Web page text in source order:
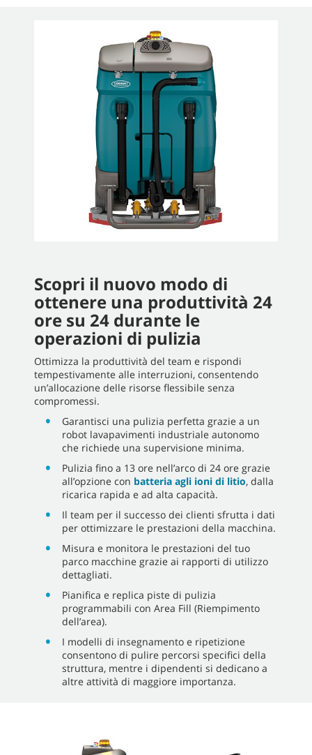
Scopri il nuovo modo di
ottenere una produttività 24
ore su 24 durante le
operazioni di pulizia
Ottimizza la produttività del team e rispondi
tempestivamente alle interruzioni, consentendo
un’allocazione delle risorse flessibile senza
compromessi.
Garantisci una pulizia perfetta grazie a un
robot lavapavimenti industriale autonomo
che richiede una supervisione minima.
Pulizia fino a 13 ore nell’arco di 24 ore grazie
all’opzione con batteria agli ioni di litio, dalla
ricarica rapida e ad alta capacità.
Il team per il successo dei clienti sfrutta i dati
per ottimizzare le prestazioni della macchina.
Misura e monitora le prestazioni del tuo
parco macchine grazie ai rapporti di utilizzo
dettagliati.
Pianifica e replica piste di pulizia
programmabili con Area Fill (Riempimento
dell’area).
I modelli di insegnamento e ripetizione
consentono di pulire percorsi specifici della
struttura, mentre i dipendenti si dedicano a
altre attività di maggiore importanza.